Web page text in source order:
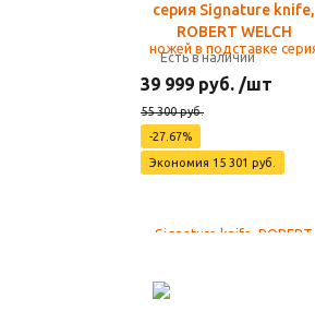
серия Signature knife,
ROBERT WELCH
Есть в наличии
39 999 руб. /шт
55 300 руб.
-27.67%
Экономия 15 301 руб.